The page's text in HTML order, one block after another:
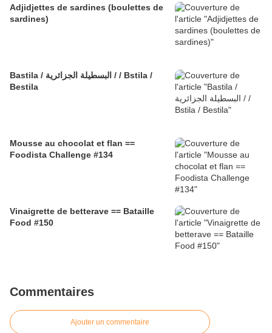
Adjidjettes de sardines (boulettes de
sardines)
Bastila / البسطيلة الجزائرية / / Bstila /
Bestila
Mousse au chocolat et flan ==
Foodista Challenge #134
Vinaigrette de betterave == Bataille
Food #150
Commentaires
Ajouter un commentaire